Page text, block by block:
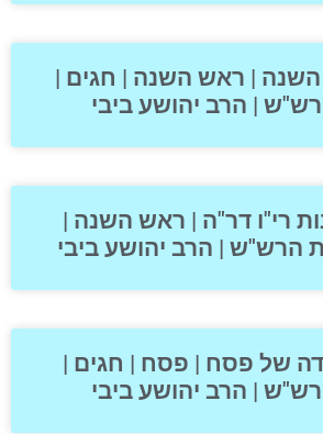
| ראש השנה | חגים |
| הרב יהושע ביבי
רי"ו דר"ה | ראש השנה |
הרש"ש | הרב יהושע ביבי
של פסח | פסח | חגים |
| הרב יהושע ביבי